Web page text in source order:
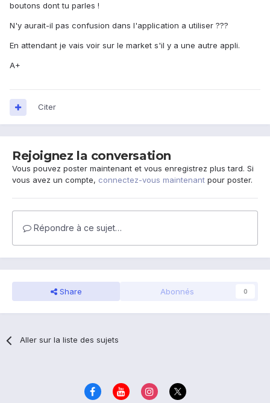
boutons dont tu parles !
N'y aurait-il pas confusion dans l'application a utiliser ???
En attendant je vais voir sur le market s'il y a une autre appli.
A+
Citer
Rejoignez la conversation
Vous pouvez poster maintenant et vous enregistrez plus tard. Si
vous avez un compte, connectez-vous maintenant pour poster.
Répondre à ce sujet…
Share Abonnés 0
Aller sur la liste des sujets